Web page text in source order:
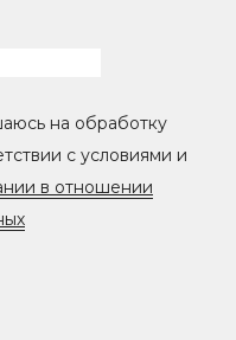
на обработку
с условиями и
в отношении